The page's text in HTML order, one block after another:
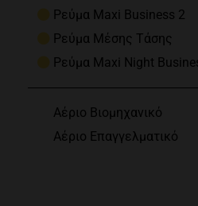
Ρεύμα Maxi Business 2
Ρεύμα Μέσης Τάσης
Ρεύμα Maxi Night
Αέριο Βιομηχανικό
Αέριο Επαγγελματικό